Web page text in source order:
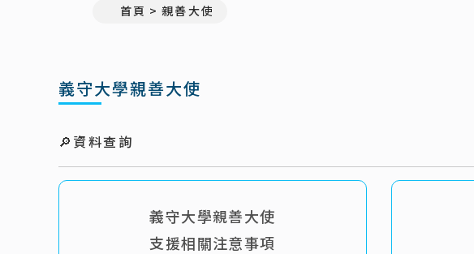
首頁 親善大使
義守大學親善大使
🔎 資料查詢
義守大學親善大使
支援相關注意事項